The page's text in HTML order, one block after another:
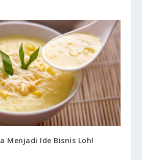
Menjadi Ide Bisnis Loh!